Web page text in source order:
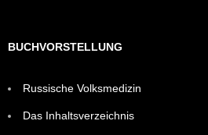
BUCHVORSTELLUNG
Russische Volksmedizin
Das Inhaltsverzeichnis